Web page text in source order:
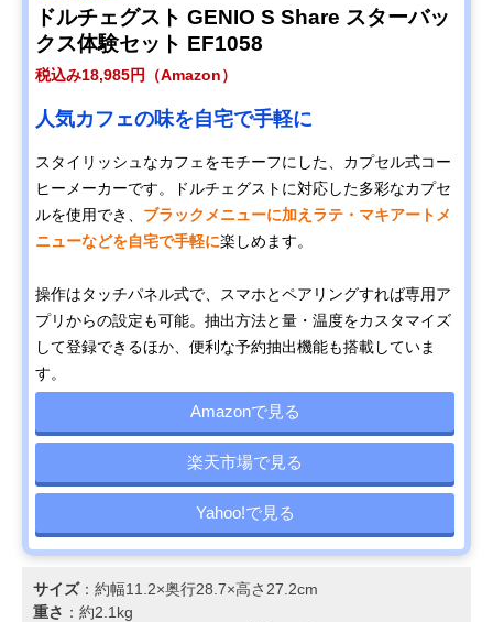
ドルチェグスト GENIO S Share スターバッ
クス体験セット EF1058
税込み18,985円（Amazon）
人気カフェの味を自宅で手軽に
スタイリッシュなカフェをモチーフにした、カプセル式コー
ヒーメーカーです。ドルチェグストに対応した多彩なカプセ
ルを使用でき、 ブラックメニューに加えラテ・マキアートメ
ニューなどを自宅で手軽に楽しめます。
操作はタッチパネル式で、スマホとペアリングすれば専用ア
プリからの設定も可能。抽出方法と量・温度をカスタマイズ
して登録できるほか、便利な予約抽出機能も搭載していま
す。
Amazonで見る
楽天市場で見る
Yahoo!で見る
サイズ：約幅11.2×奥行28.7×高さ27.2cm
重さ ：約2.1kg